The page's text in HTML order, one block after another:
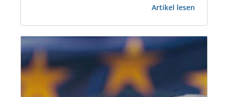
zu lösen. Gleichzeitig fordert der Einsatz von KI
neu heraus. Wer entscheidet in Zukunft, was
richtig, relevant oder…
Artikel lesen
und
Denkens